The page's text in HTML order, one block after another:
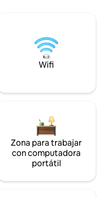
Wifi
Zona para trabajar
con computadora
portátil